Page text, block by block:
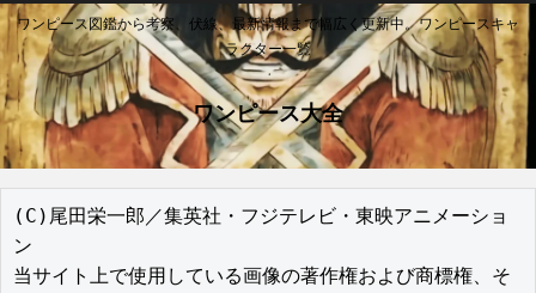
ワンピース図鑑から考察、伏線、最新情報まで幅広く更新中。ワンピースキャ
ラクター一覧
ワンピース大全
(C)尾田栄一郎／集英社・フジテレビ・東映アニメーショ
ン
当サイト上で使用している画像の著作権および商標権、そ